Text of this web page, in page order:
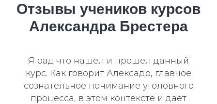
Отзывы учеников курсов
Александра Брестера
Я рад что нашел и прошел данный
курс. Как говорит Алексадр, главное
сознательное понимание уголовного
процесса, в этом контексте и дает